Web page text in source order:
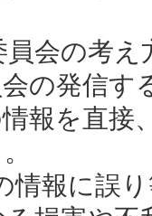
の考え
の発信す
報を直接
報に誤